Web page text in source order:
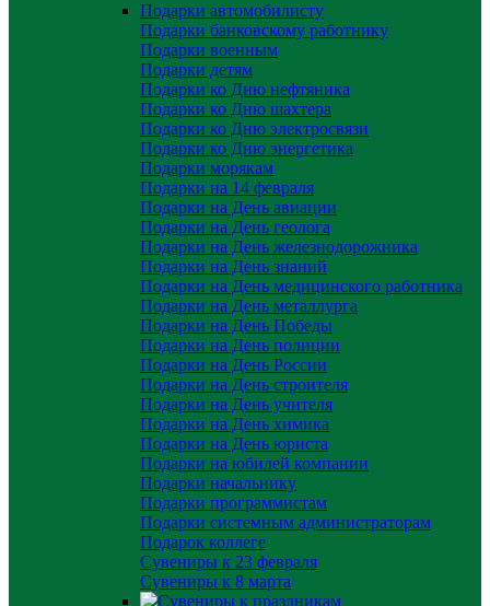
Подарки автомобилисту
Подарки банковскому работнику
Подарки военным
Подарки детям
Подарки ко Дню нефтяника
Подарки ко Дню шахтера
Подарки ко Дню электросвязи
Подарки ко Дню энергетика
Подарки морякам
Подарки на 14 февраля
Подарки на День авиации
Подарки на День геолога
Подарки на День железнодорожника
Подарки на День знаний
Подарки на День медицинского работника
Подарки на День металлурга
Подарки на День Победы
Подарки на День полиции
Подарки на День России
Подарки на День строителя
Подарки на День учителя
Подарки на День химика
Подарки на День юриста
Подарки на юбилей компании
Подарки начальнику
Подарки программистам
Подарки системным администраторам
Подарок коллеге
Сувениры к 23 февраля
Сувениры к 8 марта